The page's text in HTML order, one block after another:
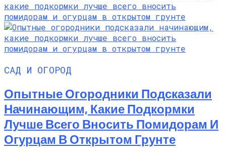
САД И ОГОРОД
Опытные Огородники Подсказали
Начинающим, Какие Подкормки
Лучше Всего Вносить Помидорам И
Огурцам В Открытом Грунте